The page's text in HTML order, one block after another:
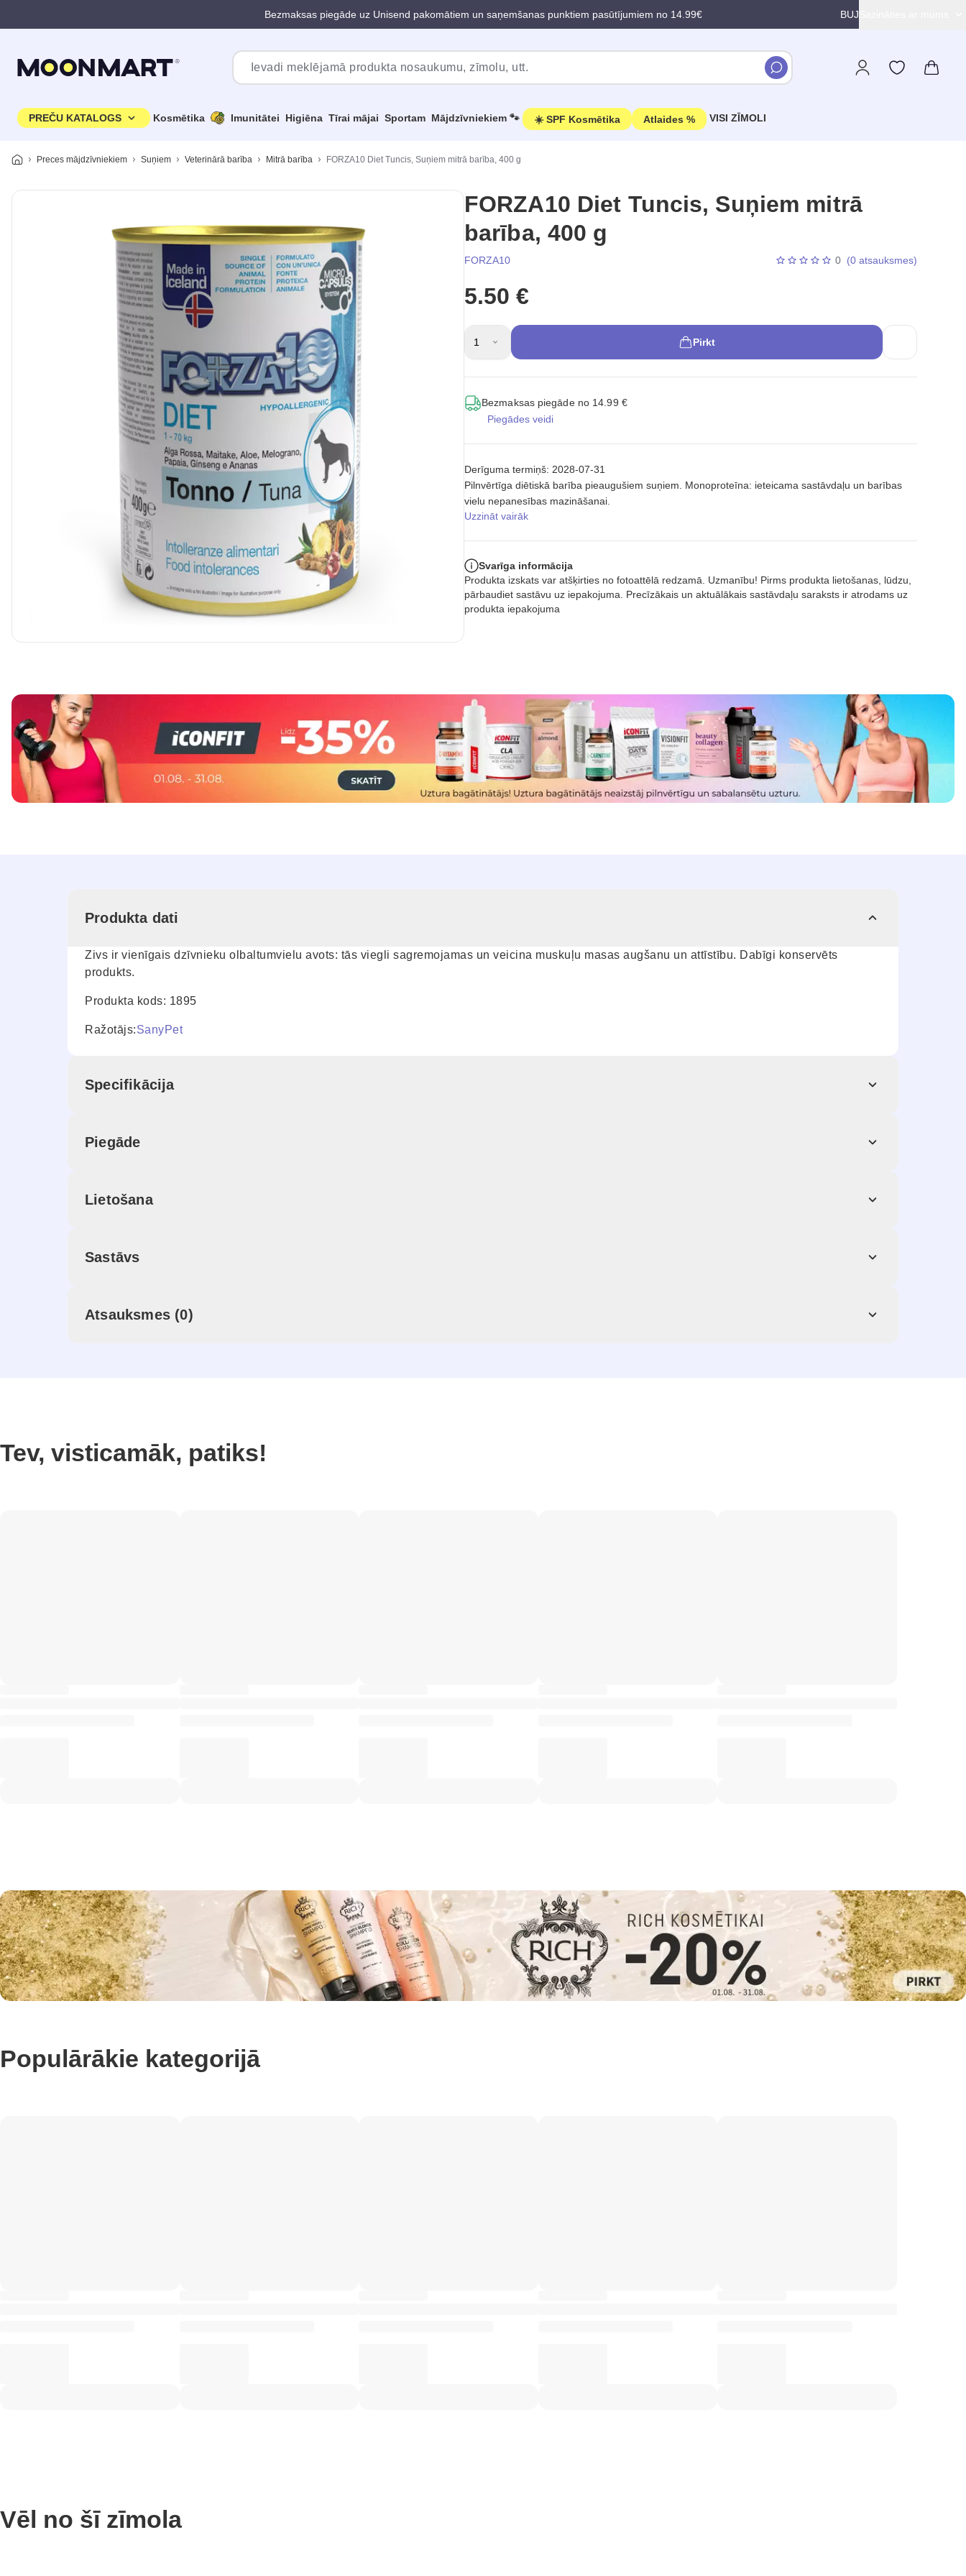
Bezmaksas piegāde uz Unisend pakomātiem un saņemšanas punktiem pasūtījumiem no 14.99€ BUJ
PREČU KATALOGS Kosmētika Imunitātei Higiēna Tīrai mājai Sportam Mājdzīvniekiem 🐾 ☀️ SPF Kosmētika Atlaides % VISI ZĪMOLI
Preces mājdzīvniekiem Suņiem Veterinārā barība Mitrā barība FORZA10 Diet Tuncis, Suņiem mitrā barība, 400 g
FORZA10 Diet Tuncis, Suņiem mitrā
barība, 400 g
FORZA10 0 (0 atsauksmes)
5.50 €
1 Pirkt
Bezmaksas piegāde no 14.99 €
Piegādes veidi
Derīguma termiņš: 2028-07-31
Pilnvērtīga diētiskā barība pieaugušiem suņiem. Monoproteīna: ieteicama sastāvdaļu un barības
vielu nepanesības mazināšanai.
Uzzināt vairāk
Svarīga informācija
Produkta izskats var atšķirties no fotoattēlā redzamā. Uzmanību! Pirms produkta lietošanas, lūdzu,
pārbaudiet sastāvu uz iepakojuma. Precīzākais un aktuālākais sastāvdaļu saraksts ir atrodams uz
produkta iepakojuma
Produkta dati
Zivs ir vienīgais dzīvnieku olbaltumvielu avots: tās viegli sagremojamas un veicina muskuļu masas augšanu un attīstību. Dabīgi konservēts
produkts.
Produkta kods: 1895
Ražotājs:SanyPet
Specifikācija
Piegāde
Lietošana
Sastāvs
Atsauksmes (0)
Tev, visticamāk, patiks!
Populārākie kategorijā
Vēl no šī zīmola